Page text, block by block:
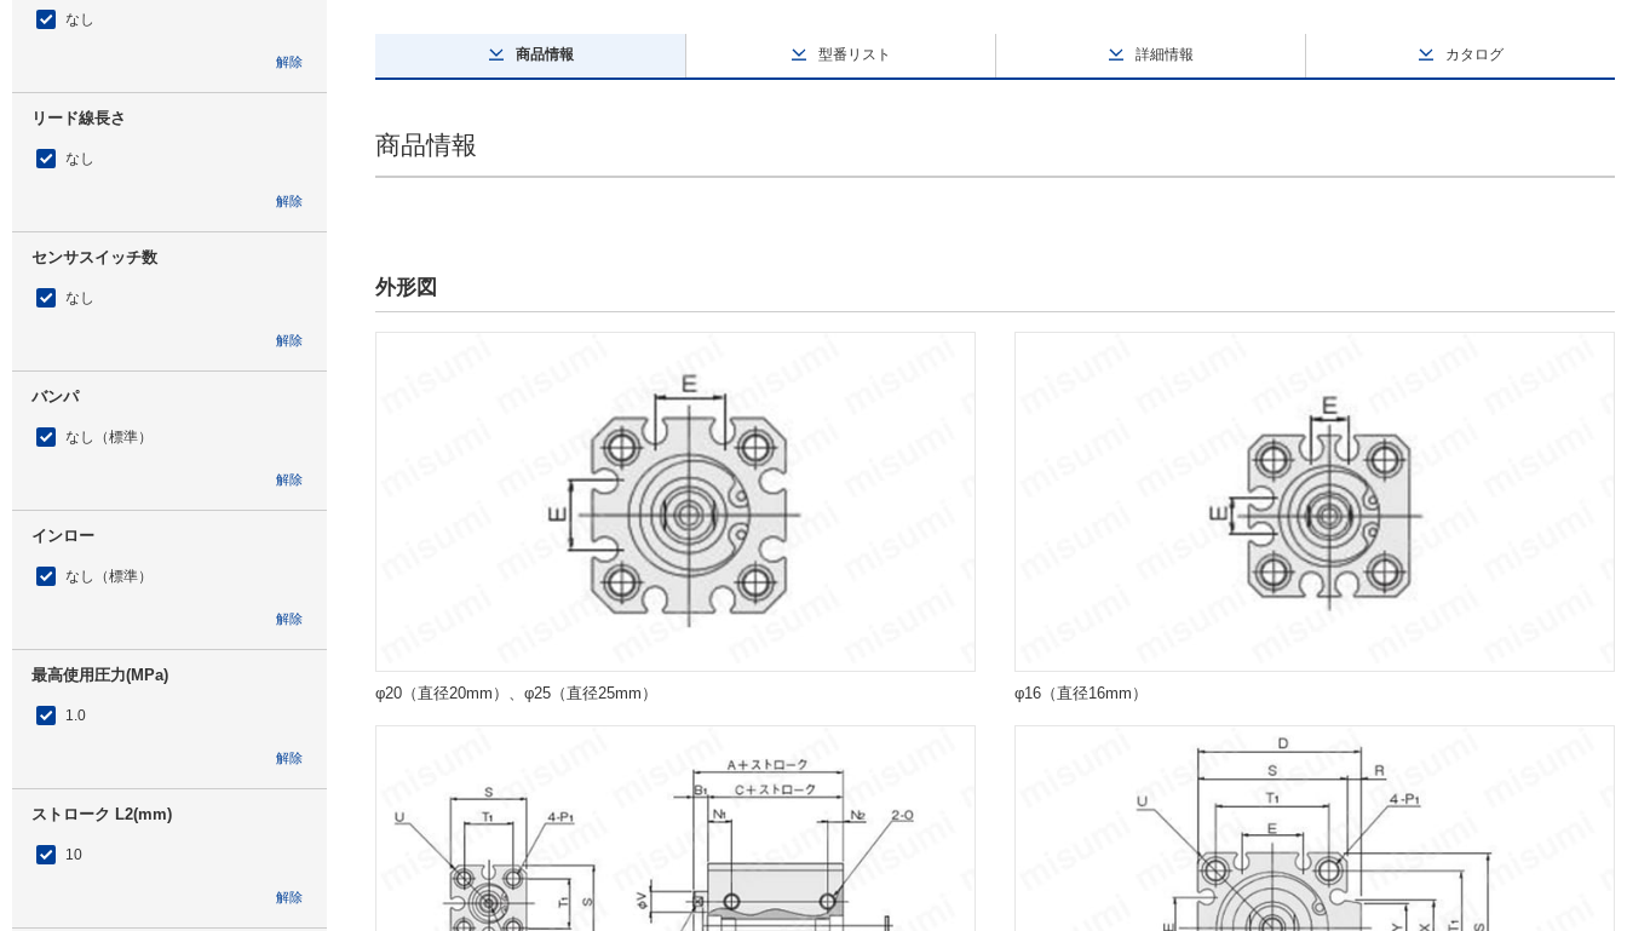
なし
解除
リード線長さ
なし
解除
センサスイッチ数
なし
解除
バンパ
なし（標準）
解除
インロー
なし（標準）
解除
最高使用圧力(MPa)
1.0
解除
ストローク L2(mm)
10
解除
商品情報 型番リスト 詳細情報 カタログ
商品情報
外形図
φ20（直径20mm）、φ25（直径25mm） φ16（直径16mm）